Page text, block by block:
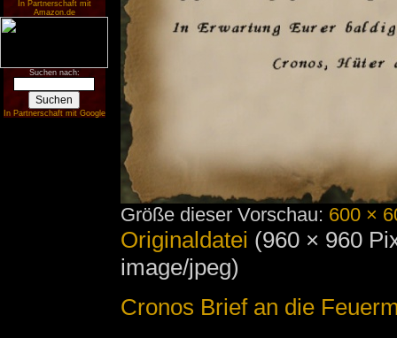
In Partnerschaft mit
Amazon.de
Suchen nach:
In Partnerschaft mit Google
Größe dieser Vorschau: 600 ×
Originaldatei (960 × 960
image/jpeg)
Cronos Brief an die